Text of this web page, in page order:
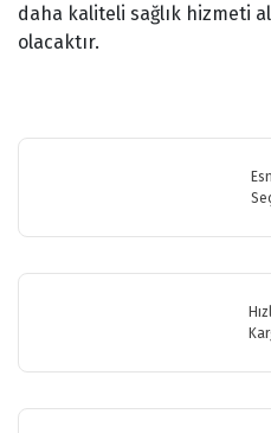
daha kaliteli sağlık hizmeti
olacaktır.
Bu ürüne ilk
Görüş ve önerileriniz için teşekkür
Ürün resmi kalitesiz, bozuk
Ürün fiyatı diğer sitelerden daha